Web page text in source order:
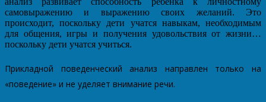
самовыражению и выражению своих желаний. Это
происходит, поскольку дети учатся навыкам, необходимым
для общения, игры и получения удовольствия от жизни…
поскольку дети учатся учиться.
Прикладной поведенческий анализ направлен только на
«поведение» и не уделяет внимание речи.